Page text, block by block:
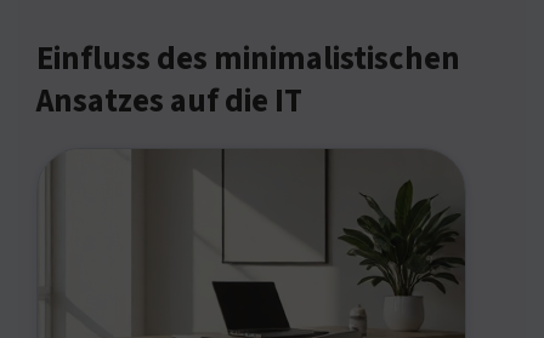
Einfluss des minimalistischen
Ansatzes auf die IT